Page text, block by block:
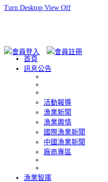
Turn Desktop View Off
首頁
訊息公告
活動報導
漁業新聞
漁業輿情
國際漁業新聞
中國漁業新聞
廠商專區
漁業智庫